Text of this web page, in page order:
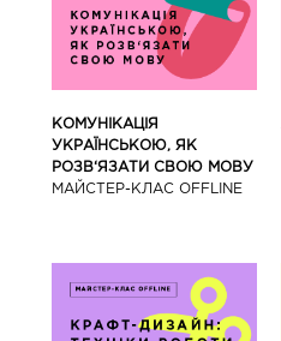
КОМУНІКАЦІЯ
УКРАЇНСЬКОЮ, ЯК
РОЗВ‘ЯЗАТИ СВОЮ МОВУ
МАЙCТЕР-КЛАС OFFLINE